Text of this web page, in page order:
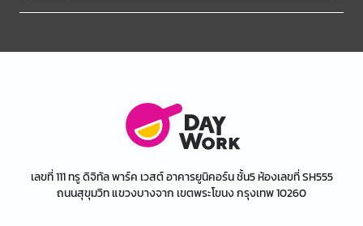
เลขที่ 111 ทรู ดิจิทัล พาร์ค เวสต์ อาคารยูนิคอร์น ชั้น5 ห้องเลขที่ SH555
ถนนสุขุมวิท แขวงบางจาก เขตพระโขนง กรุงเทพ 10260